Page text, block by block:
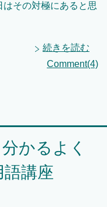
その対極にあると思
続きを読む
Comment(4)
かるよく
講座